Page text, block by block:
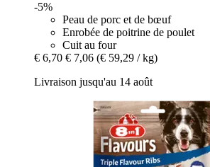
-5%
Peau de porc et de bœuf
Enrobée de poitrine de poulet
Cuit au four
€ 6,70 € 7,06 (€ 59,29 / kg)
Livraison jusqu'au 14 août